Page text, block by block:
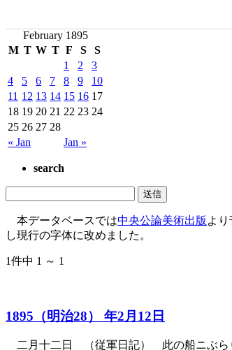
February 1895
M T W T F S S
« Jan Jan »
1 2
3
4
5 6 7 8 9
10
11 12 13 14 15 16 17
18 19 20 21 22 23 24
25 26 27 28
search
本データベースでは中央公論美術出版 よ
し現行の字体に改めました。
1件中 1 ～ 1
1895（明治28） 年2月12日
二月十二日 （従軍日記） 此の船ニぶら